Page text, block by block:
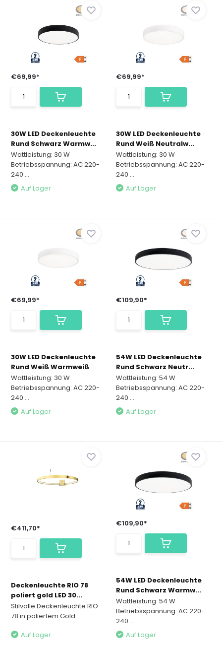
€69,99*
30W LED Deckenleuchte
Rund Schwarz Warmw...
Wattleistung: 30 W
Betriebsspannung: AC 220-
240 ...
Auf Lager
€69,99*
30W LED Deckenleuchte
Rund Weiß Neutralw...
Wattleistung: 30 W
Betriebsspannung: AC 220-
240 ...
Auf Lager
€69,99*
30W LED Deckenleuchte
Rund Weiß Warmweiß
Wattleistung: 30 W
Betriebsspannung: AC 220-
240 ...
Auf Lager
€109,90*
54W LED Deckenleuchte
Rund Schwarz Neutr...
Wattleistung: 54 W
Betriebsspannung: AC 220-
240 ...
Auf Lager
€411,70*
Deckenleuchte RIO 78
poliert gold LED 30...
Stilvolle Deckenleuchte RIO
78 in poliertem Gold...
Auf Lager
€109,90*
54W LED Deckenleuchte
Rund Schwarz Warmw...
Wattleistung: 54 W
Betriebsspannung: AC 220-
240 ...
Auf Lager